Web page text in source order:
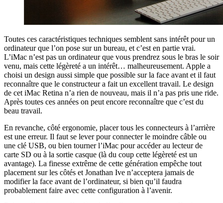
Toutes ces caractéristiques techniques semblent sans intérêt pour un
ordinateur que l’on pose sur un bureau, et c’est en partie vrai.
L’iMac n’est pas un ordinateur que vous prendrez sous le bras le soir
venu, mais cette légèreté a un intérêt… malheureusement. Apple a
choisi un design aussi simple que possible sur la face avant et il faut
reconnaître que le constructeur a fait un excellent travail. Le design
de cet iMac Retina n’a rien de nouveau, mais il n’a pas pris une ride.
Après toutes ces années on peut encore reconnaître que c’est du
beau travail.
En revanche, côté ergonomie, placer tous les connecteurs à l’arrière
est une erreur. Il faut se lever pour connecter le moindre câble ou
une clé USB, ou bien tourner l’iMac pour accéder au lecteur de
carte SD ou à la sortie casque (là du coup cette légèreté est un
avantage). La finesse extrême de cette génération empêche tout
placement sur les côtés et Jonathan Ive n’acceptera jamais de
modifier la face avant de l’ordinateur, si bien qu’il faudra
probablement faire avec cette configuration à l’avenir.